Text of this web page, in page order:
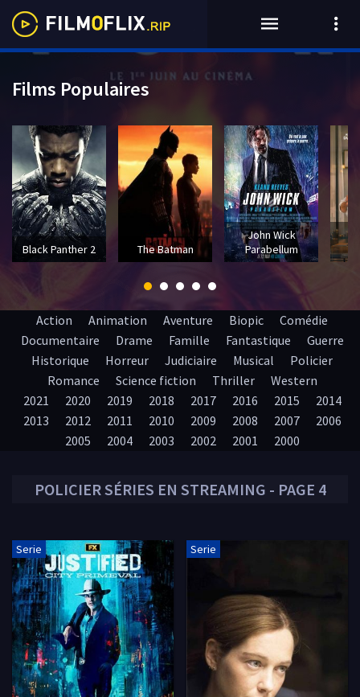
POLICIERSÉRIES EN STREAMING - PAGE 4
Serie Serie
Action Animation Aventure Biopic
Comédie
Documentaire
Drame Famille Fantastique
Guerre
Historique
Horreur Judiciaire Musical
Policier
Romance
Science fiction Thriller
Western
2021
2020 2019 2018 2017 2016 2015
2014
2013
2012 2011 2010 2009 2008 2007
2006
2005
2004 2003 2002 2001 2000
Films Populaires
Black Panther 2 The Batman
John Wick
Parabellum